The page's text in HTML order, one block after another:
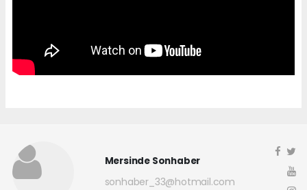
Mersinde Sonhaber
sonhaber_33@hotmail.com